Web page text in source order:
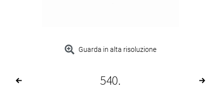
Guarda in alta risoluzione
540